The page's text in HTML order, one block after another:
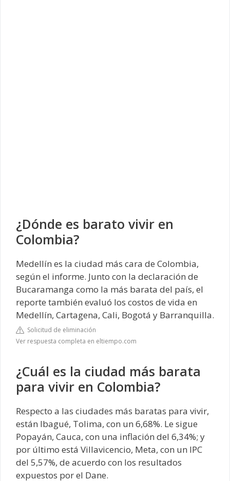
¿Dónde es barato vivir en
Colombia?
Medellín es la ciudad más cara de Colombia,
según el informe. Junto con la declaración de
Bucaramanga como la más barata del país, el
reporte también evaluó los costos de vida en
Medellín, Cartagena, Cali, Bogotá y Barranquilla.
Solicitud de eliminación
Ver respuesta completa en eltiempo.com
¿Cuál es la ciudad más barata
para vivir en Colombia?
Respecto a las ciudades más baratas para vivir,
están Ibagué, Tolima, con un 6,68%. Le sigue
Popayán, Cauca, con una inflación del 6,34%; y
por último está Villavicencio, Meta, con un IPC
del 5,57%, de acuerdo con los resultados
expuestos por el Dane.